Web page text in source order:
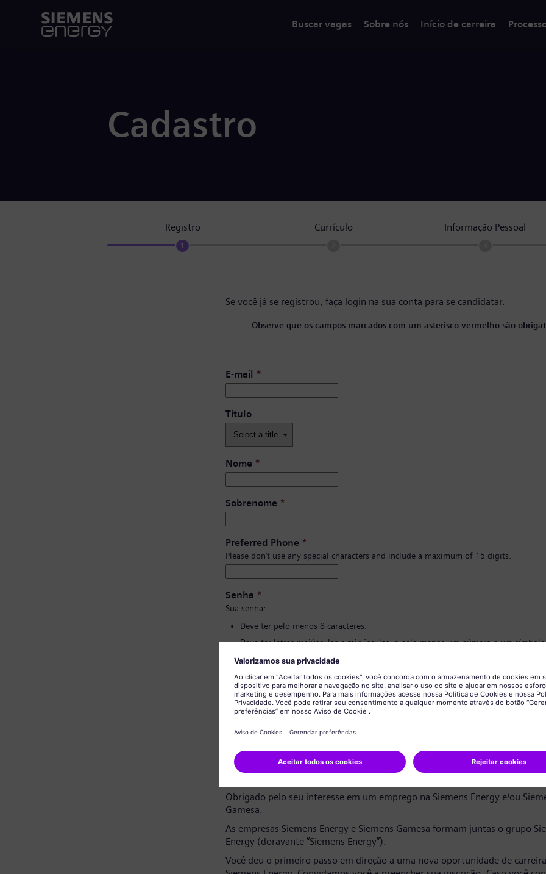
Buscar vagas Sobre nós Início de carreira
Cadastro
Registro
1
Currículo Informação Pessoal
Se você já se registrou, faça login na sua conta para se candidatar.
Observe que os campos marcados com um asterisco vermelho são
E-mail *
Título
Nome *
Sobrenome *
Preferred Phone *
Please don’t use any special characters and include a maximum of 15 digits.
Senha *
Sua senha:
Deve ter pelo menos 8 caracteres.
Deve ter letras maiúsculas e minúsculas, e pelo menos um número e um
Não deve ter nenhuma informação pessoal.
Não deve conter palavras comumente usadas.
Confirmação de senha
Aviso de privacidade de dados
Obrigado pelo seu interesse em um emprego na Siemens Energy e/ou
Gamesa.
As empresas Siemens Energy e Siemens Gamesa formam juntas o grupo
Energy (doravante “Siemens Energy”).
Você deu o primeiro passo em direção a uma nova oportunidade de